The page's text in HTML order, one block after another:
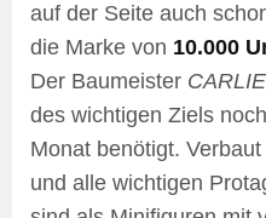
auf der Seite auch
die Marke von 10.000
Der Baumeister
des wichtigen Ziels
Monat benötigt.
und alle wichtigen